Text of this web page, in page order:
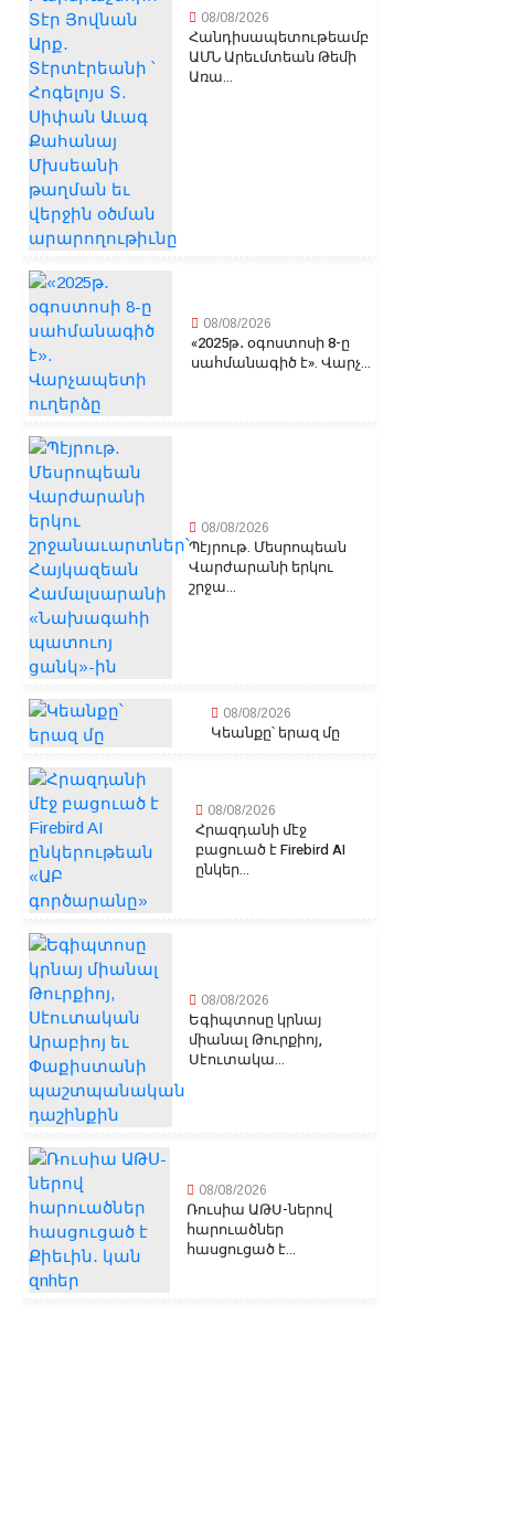
08/08/2026
Հանդիսապետութեամբ
ԱՄՆ Արեւմտեան Թեմի
Առա...
08/08/2026
«2025թ․ օգոստոսի 8-ը
սահմանագիծ է». Վարչ...
08/08/2026
Պէյրութ. Մեսրոպեան
Վարժարանի երկու
շրջա...
08/08/2026
Կեանքը՝ երազ մը
08/08/2026
Հրազդանի մէջ
բացուած է Firebird AI
ընկեր...
08/08/2026
Եգիպտոսը կրնայ
միանալ Թուրքիոյ,
Սէուտակա...
08/08/2026
Ռուսիա ԱԹՍ-ներով
հարուածներ
հասցուցած է...